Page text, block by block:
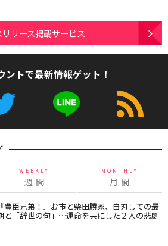
リース掲載サービス
ントで最新情報ゲット！
WEEKLY
週 間
MONTHLY
月 間
『豊臣兄弟！』お市と柴田勝家、自刃しての最
と「辞世の句」…運命を共にした２人の悲劇